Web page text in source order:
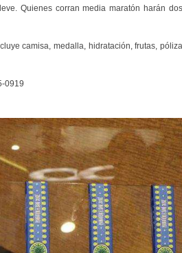
Quienes corran media maratón harán
camisa, medalla, hidratación, frutas,
0919